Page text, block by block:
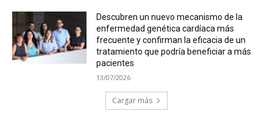
Descubren un nuevo mecanismo de la
enfermedad genética cardíaca más
frecuente y confirman la eficacia de un
tratamiento que podría beneficiar a más
pacientes
13/07/2026
Cargar más